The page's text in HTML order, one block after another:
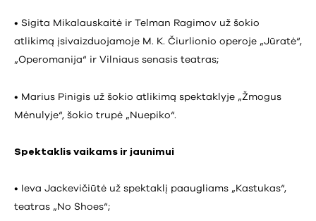
• Sigita Mikalauskaitė ir Telman Ragimov už šokio
atlikimą įsivaizduojamoje M. K. Čiurlionio operoje „Jūratė“,
„Operomanija“ ir Vilniaus senasis teatras;
• Marius Pinigis už šokio atlikimą spektaklyje „Žmogus
Mėnulyje“, šokio trupė „Nuepiko“.
Spektaklis vaikams ir jaunimui
• Ieva Jackevičiūtė už spektaklį paaugliams „Kastukas“,
teatras „No Shoes“;